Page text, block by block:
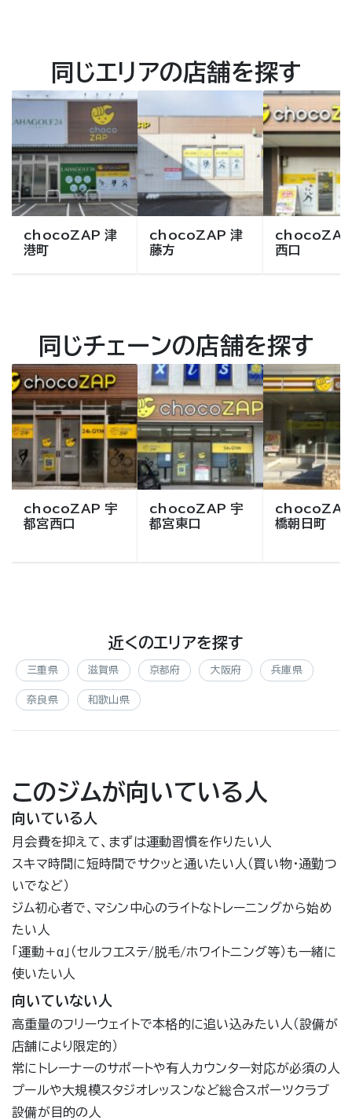
同じエリアの店舗を探す
chocoZAP 津
港町
chocoZAP 津
藤方
chocoZAP
西口
同じチェーンの店舗を探す
chocoZAP 宇
都宮西口
chocoZAP 宇
都宮東口
chocoZAP
橋朝日町
近くのエリアを探す
三重県 滋賀県 京都府 大阪府 兵庫県
奈良県 和歌山県
このジムが向いている人
向いている人
月会費を抑えて、まずは運動習慣を作りたい人
スキマ時間に短時間でサクッと通いたい人（買い物・通勤つ
いでなど）
ジム初心者で、マシン中心のライトなトレーニングから始め
たい人
「運動＋α」（セルフエステ/脱毛/ホワイトニング等）も一緒に
使いたい人
向いていない人
高重量のフリーウェイトで本格的に追い込みたい人（設備が
店舗により限定的）
常にトレーナーのサポートや有人カウンター対応が必須の人
プールや大規模スタジオレッスンなど総合スポーツクラブ
設備が目的の人